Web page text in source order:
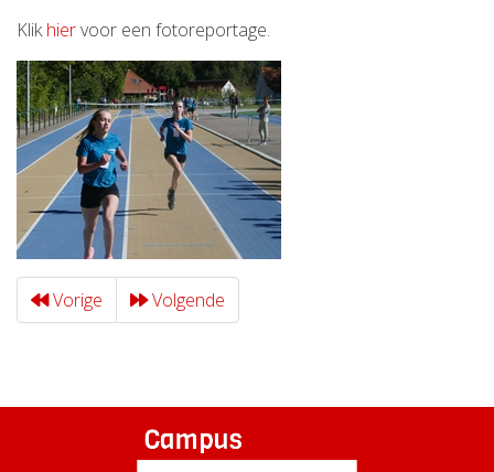
Klikhiervoor een fotoreportage.
Vorige Volgende